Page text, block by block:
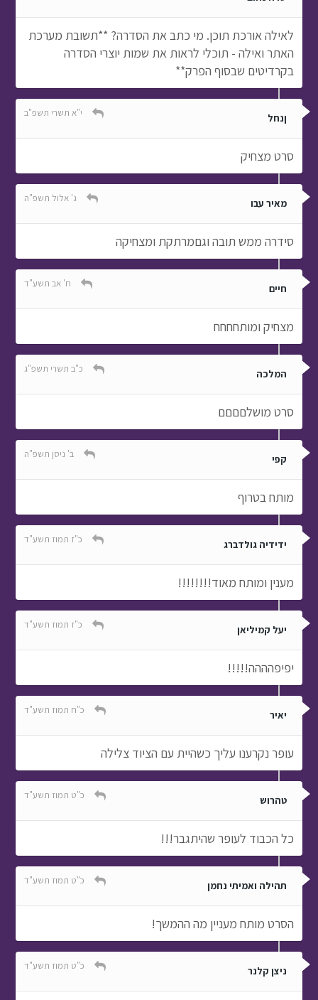
לאילה אורכת תוכן. מי כתב את הסדרה? **תשובת מערכת
האתר ואילה - תוכלי לראות את שמות יוצרי הסדרה
בקרדיטים שבסוף הפרק**
ןנחל י"א תשרי תשפ"ב
סרט מצחיק
מאיר עבו ג' אלול תשפ"ה
סידרה ממש תובה וגםמרתקת ומצחיקה
חיים ח' אב תשע"ד
מצחיק ומותחחחח
המלכה כ"ב תשרי תשפ"ג
סרט מושלםםםם
קפי ב' ניסן תשפ"ה
מותח בטרוף
ידידיה גולדברג כ"ז תמוז תשע"ד
מענין ומותח מאוד!!!!!!!!
יעל קמיליאן כ"ז תמוז תשע"ד
יפיפהההה!!!!!
יאיר כ"ח תמוז תשע"ד
עופר נקרענו עליך כשהיית עם הציוד צלילה
טהרוש כ"ט תמוז תשע"ד
כל הכבוד לעופר שהיתגבר!!!
תהילה ואמיתי נחמן כ"ט תמוז תשע"ד
הסרט מותח מעניין מה ההמשך!
ניצן קלנר כ"ט תמוז תשע"ד